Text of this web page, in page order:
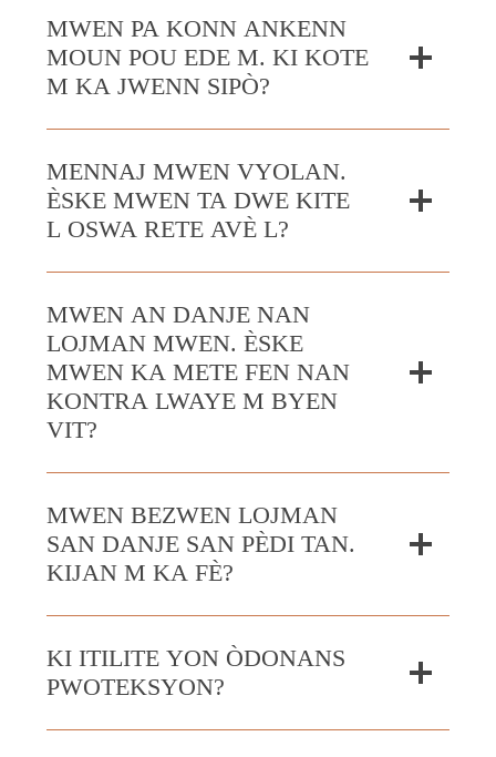
MWEN PA KONN ANKENN
MOUN POU EDE M. KI KOTE
M KA JWENN SIPÒ?
MENNAJ MWEN VYOLAN.
ÈSKE MWEN TA DWE KITE
L OSWA RETE AVÈ L?
MWEN AN DANJE NAN
LOJMAN MWEN. ÈSKE
MWEN KA METE FEN NAN
KONTRA LWAYE M BYEN
VIT?
MWEN BEZWEN LOJMAN
SAN DANJE SAN PÈDI TAN.
KIJAN M KA FÈ?
KI ITILITE YON ÒDONANS
PWOTEKSYON?